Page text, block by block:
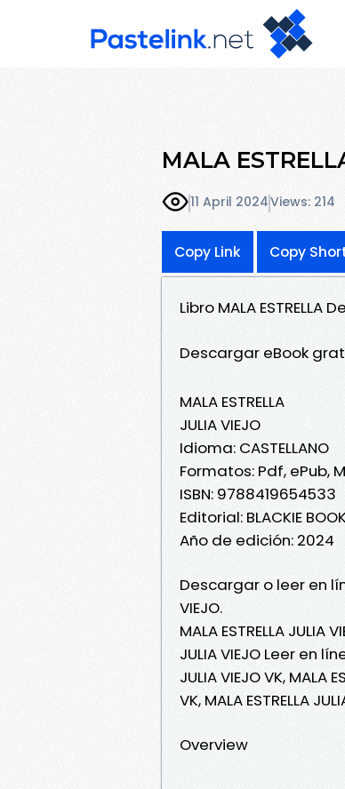
MALA
11 April 2024Views: 214
Copy Link Copy
Libro MALA ESTRELLA
Descargar eBook
MALA ESTRELLA
JULIA VIEJO
Idioma: CASTELLANO
Formatos: Pdf, ePub,
ISBN: 9788419654533
Editorial: BLACKIE
Año de edición: 2024
Descargar o leer en
VIEJO.
MALA ESTRELLA JULIA
JULIA VIEJO Leer en
JULIA VIEJO VK, MALA
VK, MALA ESTRELLA
Overview